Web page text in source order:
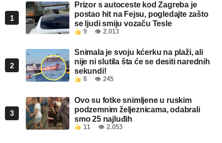
1
Prizor s autoceste kod Zagreba je
postao hit na Fejsu, pogledajte zašto
se ljudi smiju vozaču Tesle
9 👁 2.013
2
Snimala je svoju kćerku na plaži, ali
nije ni slutila šta će se desiti narednih
sekundi!
8 👁 245
3
Ovo su fotke snimljene u ruskim
podzemnim željeznicama, odabrali
smo 25 najluđih
11 👁 2.053